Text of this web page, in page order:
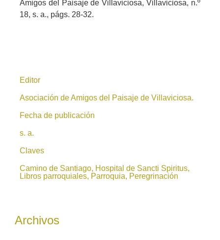
Amigos del Paisaje de Villaviciosa, Villaviciosa, n.º
18, s. a., págs. 28-32.
Editor
Asociación de Amigos del Paisaje de Villaviciosa.
Fecha de publicación
s. a.
Claves
Camino de Santiago, Hospital de Sancti Spiritus,
Libros parroquiales, Parroquia, Peregrinación
Archivos